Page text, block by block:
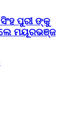
ପୁରୀ ଙ୍କୁ
ମୟୂରଭଞ୍ଜ